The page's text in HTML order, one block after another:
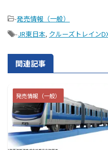
-発売情報（一般）
-JR東日本, クルーズトレイン
関連記事
発売情報（一般）